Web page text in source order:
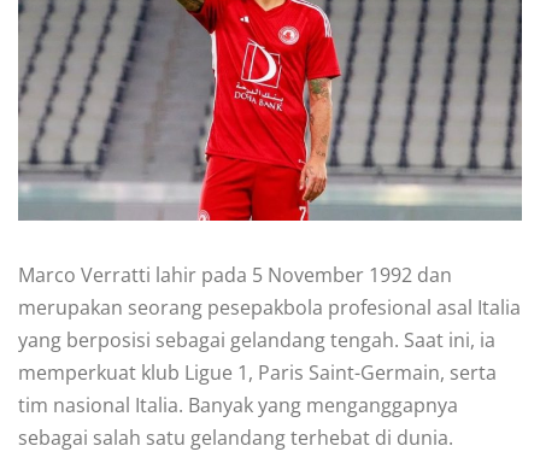
Marco Verratti lahir pada 5 November 1992 dan
merupakan seorang pesepakbola profesional asal Italia
yang berposisi sebagai gelandang tengah. Saat ini, ia
memperkuat klub Ligue 1, Paris Saint-Germain, serta
tim nasional Italia. Banyak yang menganggapnya
sebagai salah satu gelandang terhebat di dunia.